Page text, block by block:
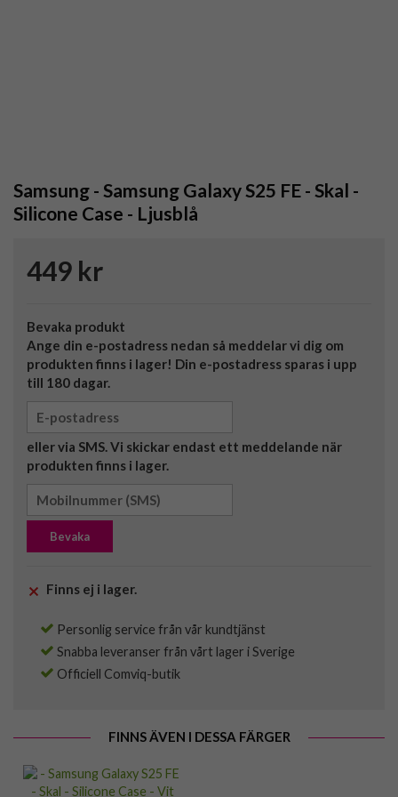
Samsung - Samsung Galaxy S25 FE - Skal -
Silicone Case - Ljusblå
449 kr
Bevaka produkt
Ange din e-postadress nedan så meddelar vi dig om
produkten finns i lager! Din e-postadress sparas i upp
till 180 dagar.
eller via SMS. Vi skickar endast ett meddelande när
produkten finns i lager.
Bevaka
Finns ej i lager.
Personlig service från vår kundtjänst
Snabba leveranser från vårt lager i Sverige
Officiell Comviq-butik
FINNS ÄVEN I DESSA FÄRGER